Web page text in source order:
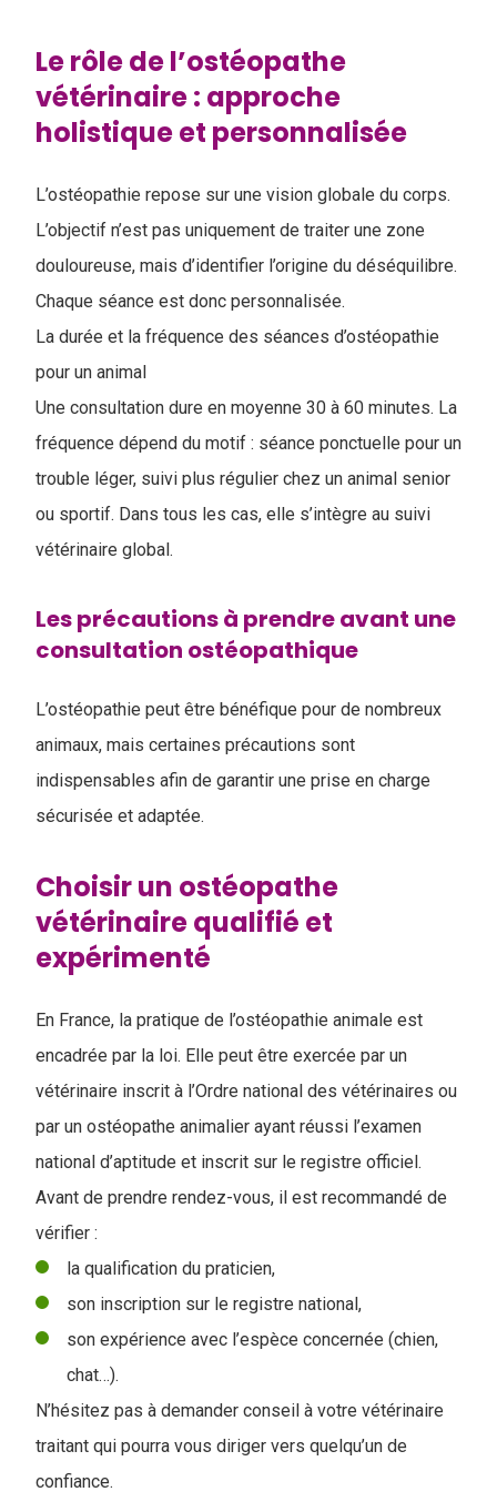
Le rôle de l’ostéopathe
vétérinaire : approche
holistique et personnalisée
L’ostéopathie repose sur une vision globale du corps.
L’objectif n’est pas uniquement de traiter une zone
douloureuse, mais d’identifier l’origine du déséquilibre.
Chaque séance est donc personnalisée.
La durée et la fréquence des séances d’ostéopathie
pour un animal
Une consultation dure en moyenne 30 à 60 minutes. La
fréquence dépend du motif : séance ponctuelle pour un
trouble léger, suivi plus régulier chez un animal senior
ou sportif. Dans tous les cas, elle s’intègre au suivi
vétérinaire global.
Les précautions à prendre avant une
consultation ostéopathique
L’ostéopathie peut être bénéfique pour de nombreux
animaux, mais certaines précautions sont
indispensables afin de garantir une prise en charge
sécurisée et adaptée.
Choisir un ostéopathe
vétérinaire qualifié et
expérimenté
En France, la pratique de l’ostéopathie animale est
encadrée par la loi. Elle peut être exercée par un
vétérinaire inscrit à l’Ordre national des vétérinaires ou
par un ostéopathe animalier ayant réussi l’examen
national d’aptitude et inscrit sur le registre officiel.
Avant de prendre rendez-vous, il est recommandé de
vérifier :
la qualification du praticien,
son inscription sur le registre national,
son expérience avec l’espèce concernée (chien,
chat…).
N’hésitez pas à demander conseil à votre vétérinaire
traitant qui pourra vous diriger vers quelqu’un de
confiance.